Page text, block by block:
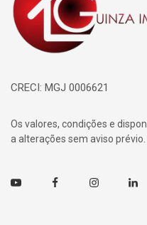
CRECI: MGJ 0006621
Os valores, condições e
a alterações sem aviso prévio.
Youtube FacebookInstagram